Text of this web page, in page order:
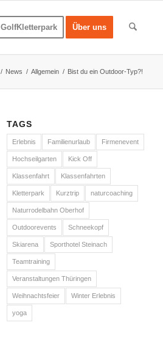
GolfKletterpark Über uns
/ News / Allgemein / Bist du ein Outdoor-Typ?!
TAGS
Erlebnis Familienurlaub Firmenevent
Hochseilgarten Kick Off
Klassenfahrt Klassenfahrten
Kletterpark Kurztrip naturcoaching
Naturrodelbahn Oberhof
Outdoorevents Schneekopf
Skiarena Sporthotel Steinach
Teamtraining
Veranstaltungen Thüringen
Weihnachtsfeier Winter Erlebnis
yoga